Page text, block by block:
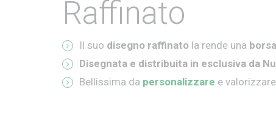
Raffinato
Il suo disegno raffinato la rende una borsa
Disegnata e distribuita in esclusiva da
Bellissima da personalizzare e